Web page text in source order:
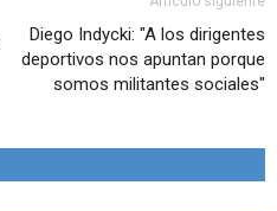
Diego Indycki: "A los dirigentes
deportivos nos apuntan porque
somos militantes sociales"